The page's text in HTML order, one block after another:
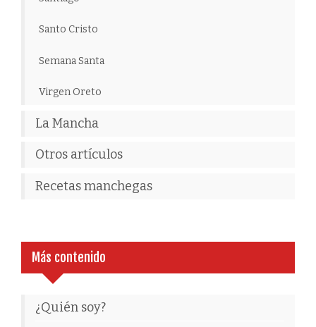
Santo Cristo
Semana Santa
Virgen Oreto
La Mancha
Otros artículos
Recetas manchegas
Más contenido
¿Quién soy?